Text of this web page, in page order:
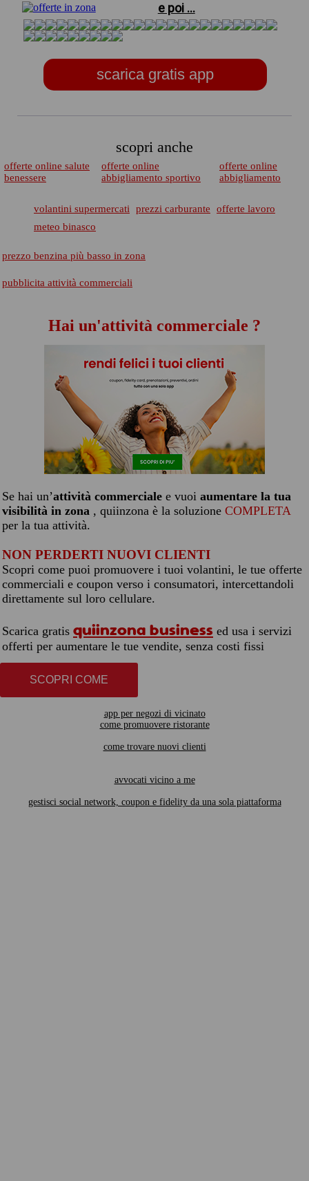
e poi ...
scarica gratis app
scopri anche
offerte online salute
benessere
offerte online
abbigliamento sportivo
offerte online
abbigliamento
volantini supermercati prezzi carburante
offerte lavoro
meteo binasco
prezzo benzina più basso in zona
pubblicita attività commerciali
Hai un'attività commerciale ?
Se hai un’attività commerciale e vuoi aumentare la tua
visibilità in zona , quiinzona è la soluzione COMPLETA
per la tua attività.
NON PERDERTI NUOVI CLIENTI
Scopri come puoi promuovere i tuoi volantini, le tue offerte
commerciali e coupon verso i consumatori, intercettandoli
direttamente sul loro cellulare.
Scarica gratis quiinzona business ed usa i servizi
offerti per aumentare le tue vendite, senza costi fissi
SCOPRI COME
app per negozi di vicinato
come promuovere ristorante
come trovare nuovi clienti
avvocati vicino a me
gestisci social network, coupon e fidelity da una sola piattaforma